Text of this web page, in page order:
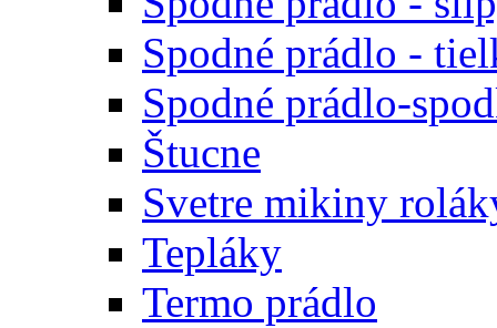
Spodné prádlo -
Spodné prádlo-
Štucne
Svetre mikiny
Tepláky
Termo prádlo